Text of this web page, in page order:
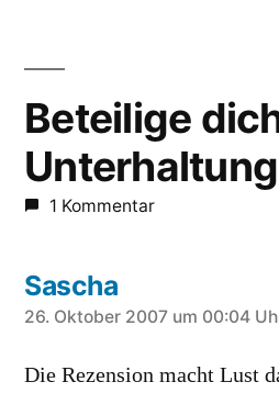
Beteilige
Unterhaltung
1 Kommentar
Sascha
schreibt:
26. Oktober 2007 um 00:04
Die Rezension macht Lust